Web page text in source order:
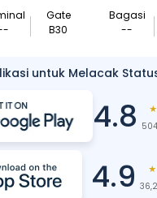
Gate
B30
Bagasi
--
untuk Melacak
4.8 ★
4.9 ★